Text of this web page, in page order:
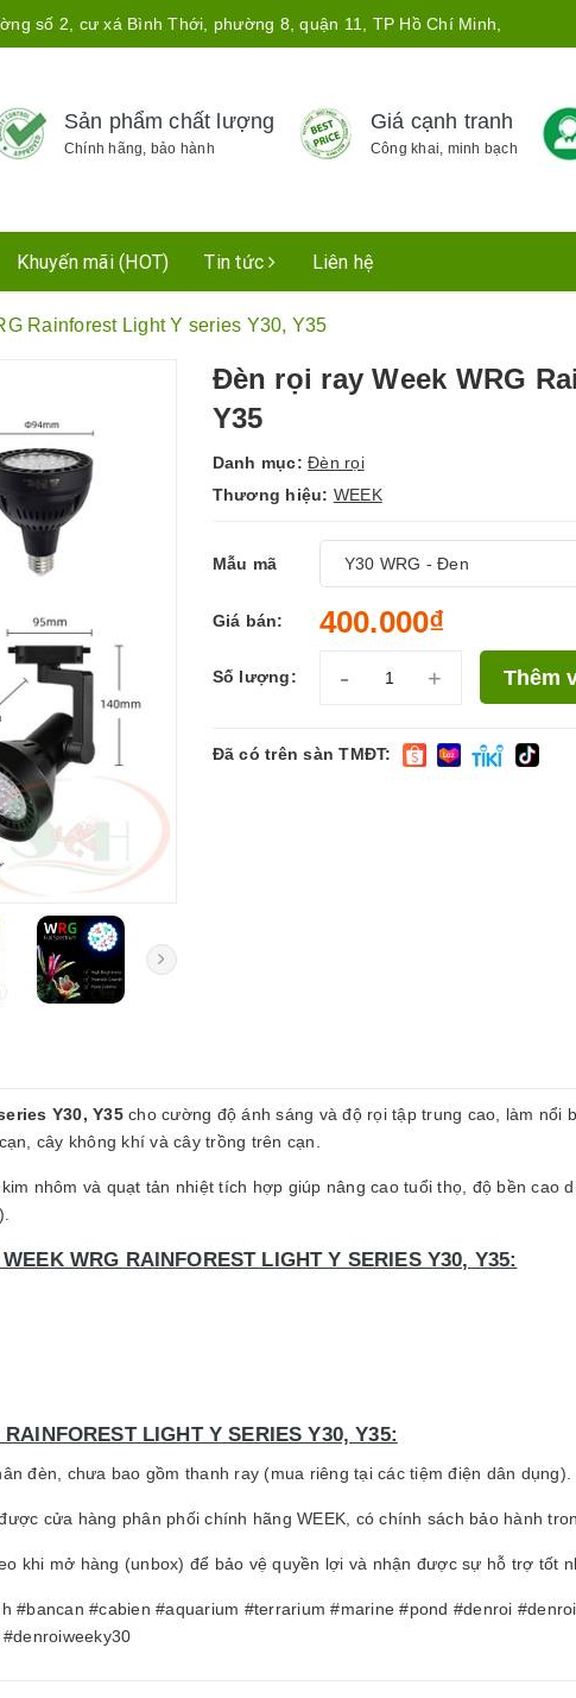
số 2, cư xá Bình Thới, phường 8, quận 11, TP Hồ Chí Minh,
Sản phẩm chất lượng
Chính hãng, bảo hành
Giá cạnh tranh
Công khai, minh bạch
Khuyến mãi (HOT) Tin tức Liên hệ
Rainforest Light Y series Y30, Y35
Đèn rọi ray Week WRG
Y35
Danh mục: Đèn rọi
Thương hiệu: WEEK
Mẫu mã
Giá bán: 400.000₫
Số lượng: - + Thêm
Đã có trên sàn TMĐT:
Y30, Y35cho cường độ ánh sáng và độ rọi tập trung cao, làm nổi
cây không khí và cây trồng trên cạn.
nhôm và quạt tản nhiệt tích hợp giúp nâng cao tuổi thọ, độ bền cao
WRG RAINFOREST LIGHT Y SERIES Y30, Y35:
LIGHT Y SERIES Y30, Y35:
đèn, chưa bao gồm thanh ray (mua riêng tại các tiệm điện dân dụng).
cửa hàng phân phối chính hãng WEEK, có chính sách bảo hành
khi mở hàng (unbox) để bảo vệ quyền lợi và nhận được sự hỗ trợ tốt
#bancan #cabien #aquarium #terrarium #marine #pond #denroi